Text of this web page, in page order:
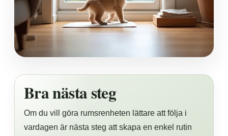
Bra nästa steg
Om du vill göra rumsrenheten lättare att följa i
vardagen är nästa steg att skapa en enkel rutin